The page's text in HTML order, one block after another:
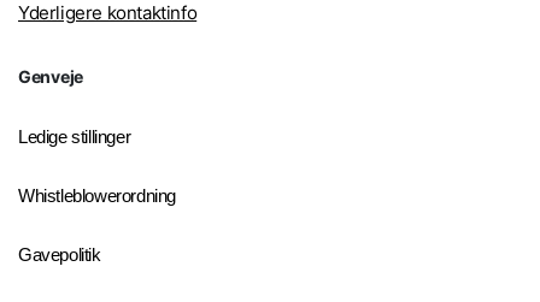
Yderligere kontaktinfo
Genveje
Ledige stillinger
Whistleblowerordning
Gavepolitik